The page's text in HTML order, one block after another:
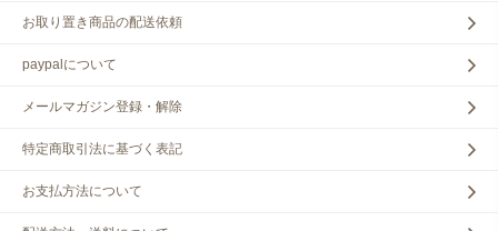
お取り置き商品の配送依頼
paypalについて
メールマガジン登録・解除
特定商取引法に基づく表記
お支払方法について